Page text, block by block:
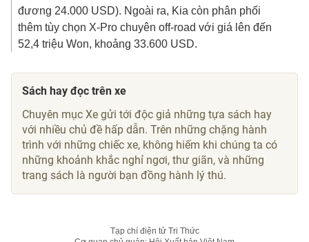
đương 24.000 USD). Ngoài ra, Kia còn phân phối
thêm tùy chọn X-Pro chuyên off-road với giá lên đến
52,4 triệu Won, khoảng33.600 USD
Sách hay đọc trên xe
Chuyên mục Xe gửi tới độc giả những tựa sách hay
với nhiều chủ đề hấp dẫn. Trên những chặng hành
trình với những chiếc xe, không hiếm khi chúng ta có
những khoảnh khắc nghỉ ngơi, thư giãn, và những
trang sách là người bạn đồng hành lý thú.
Tạp chí điện tử Tri Thức